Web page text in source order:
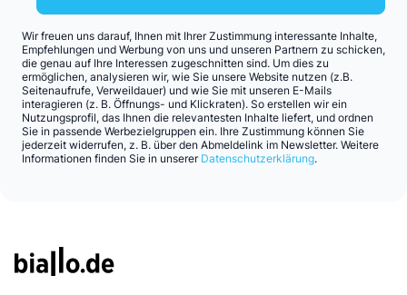
Wir freuen uns darauf, Ihnen mit Ihrer Zustimmung interessante Inhalte,
Empfehlungen und Werbung von uns und unseren Partnern zu schicken,
die genau auf Ihre Interessen zugeschnitten sind. Um dies zu
ermöglichen, analysieren wir, wie Sie unsere Website nutzen (z.B.
Seitenaufrufe, Verweildauer) und wie Sie mit unseren E-Mails
interagieren (z. B. Öffnungs- und Klickraten). So erstellen wir ein
Nutzungsprofil, das Ihnen die relevantesten Inhalte liefert, und ordnen
Sie in passende Werbezielgruppen ein. Ihre Zustimmung können Sie
jederzeit widerrufen, z. B. über den Abmeldelink im Newsletter. Weitere
Informationen finden Sie in unserer Datenschutzerklärung.